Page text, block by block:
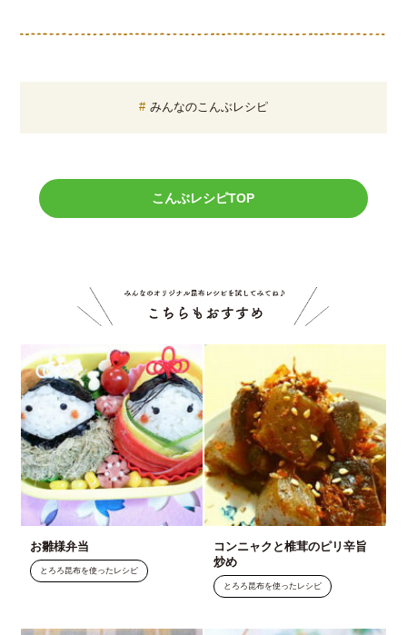
みんなのこんぶレシピ
こんぶレシピTOP
お雛様弁当
とろろ昆布を使ったレシピ
コンニャクと椎茸のピリ辛旨
炒め
とろろ昆布を使ったレシピ